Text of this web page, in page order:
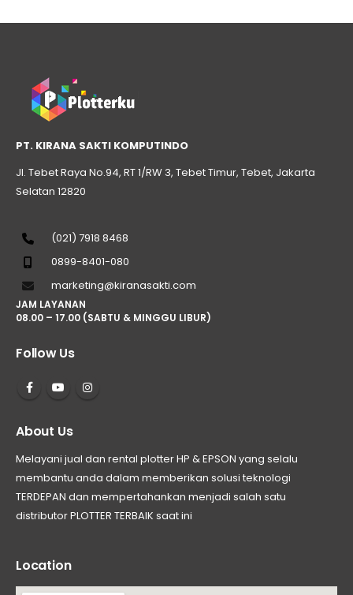
PT. KIRANA SAKTI KOMPUTINDO
Jl. Tebet Raya No.94, RT 1/RW 3, Tebet Timur, Tebet, Jakarta
Selatan 12820
(021) 7918 8468
0899-8401-080
marketing@kiranasakti.com
JAM LAYANAN
08.00 – 17.00 (SABTU & MINGGU LIBUR)
Follow Us
About Us
Melayani jual dan rental plotter HP & EPSON yang selalu
membantu anda dalam memberikan solusi teknologi
TERDEPAN dan mempertahankan menjadi salah satu
distributor PLOTTER TERBAIK saat ini
Location